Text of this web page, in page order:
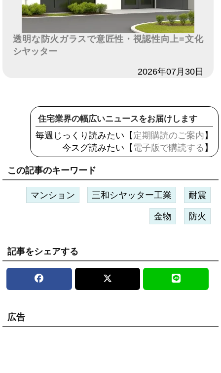
透明な防火ガラスで意匠性・視認性向上=文化
シヤッター
2026年07月30日
住宅業界の幅広いニュースをお届けします
毎週じっくり読みたい【 定期購読のご案内 】
今スグ読みたい【 電子版で購読する 】
この記事のキーワード
マンション 三和シヤッター工業 耐震
金物 防火
記事をシェアする
広告